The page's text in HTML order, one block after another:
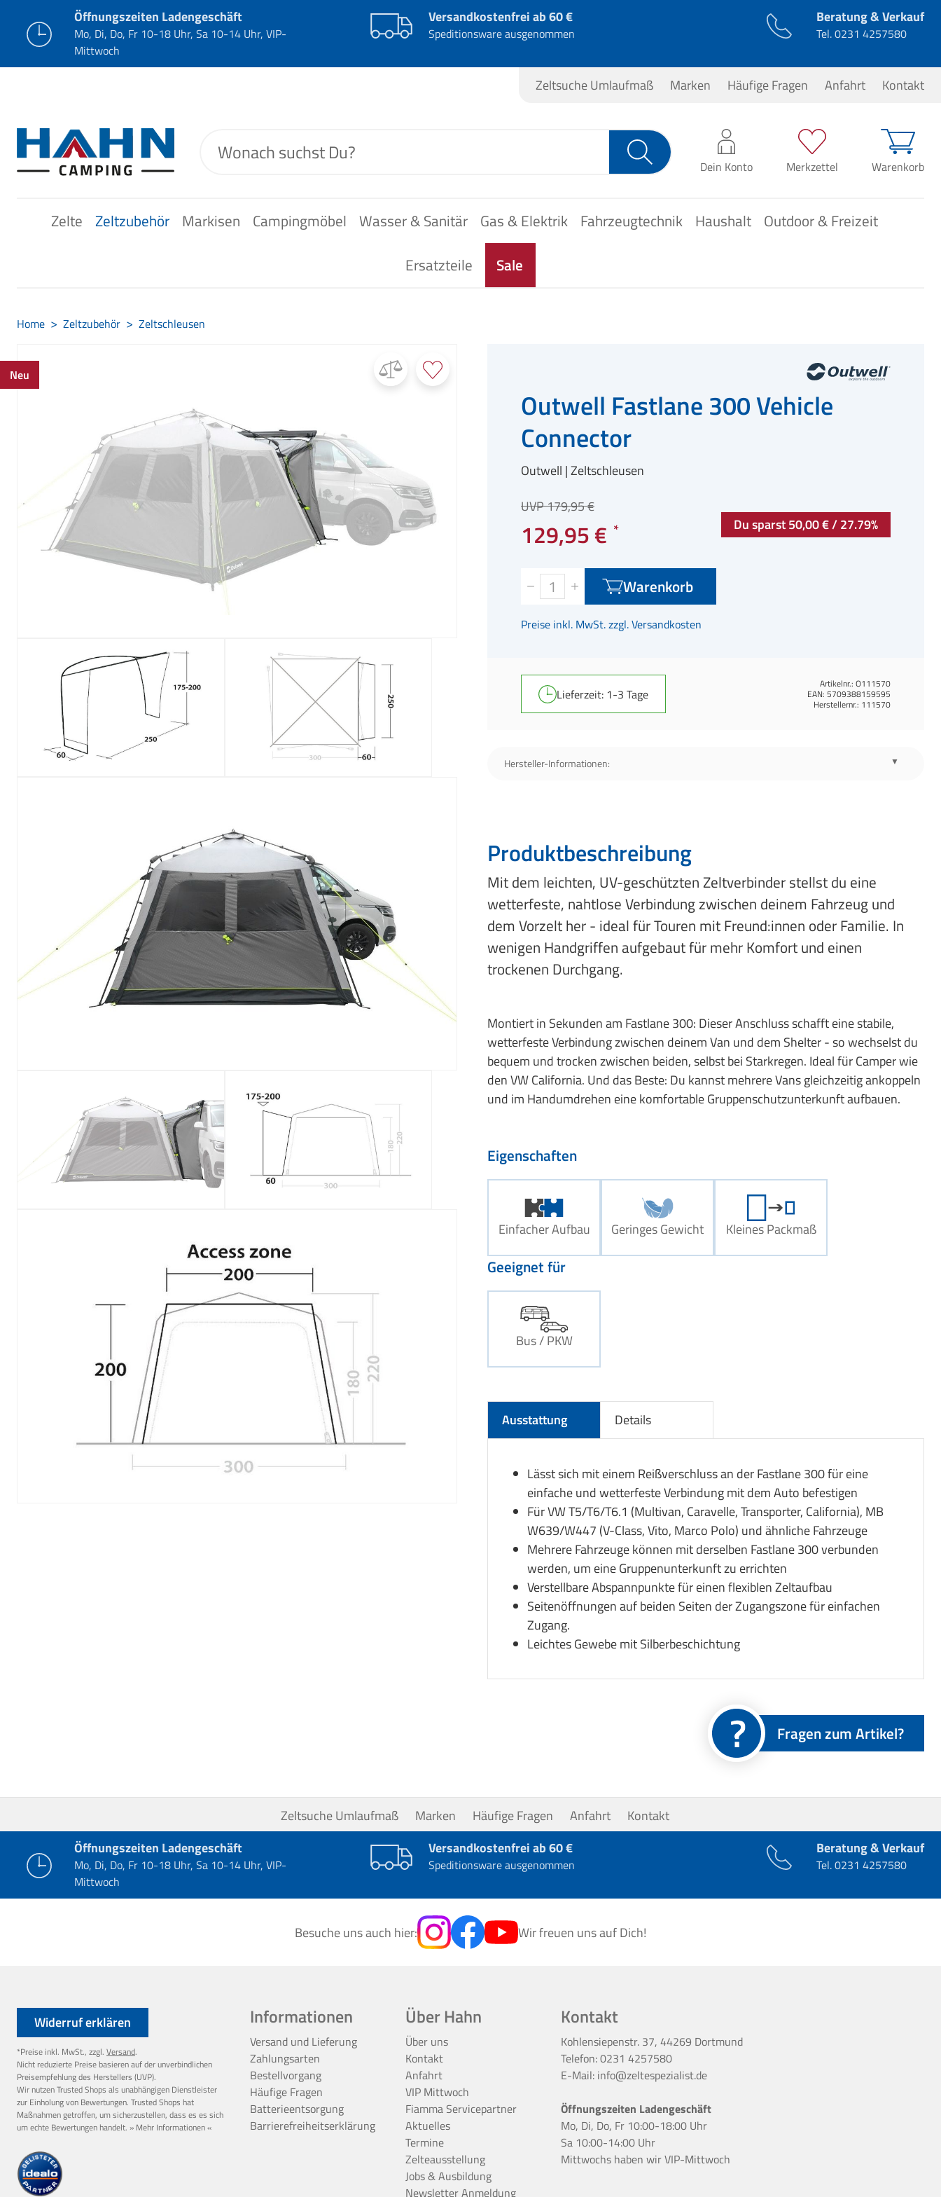
Öffnungszeiten Ladengeschäft
Mo, Di, Do, Fr 10-18 Uhr, Sa 10-14 Uhr, VIP-
Mittwoch
Versandkostenfrei ab 60 €
Speditionsware ausgenommen
Beratung & Verkauf
Tel.0231 4257580
Zeltsuche Umlaufmaß Marken Häufige Fragen Anfahrt Kontakt
Dein Konto Merkzettel Warenkorb
0,00 €*
Zelte Zeltzubehör Markisen Campingmöbel Wasser & Sanitär Gas & Elektrik Fahrzeugtechnik Haushalt
Outdoor & Freizeit
Ersatzteile
Sale
Home Zeltzubehör Zeltschleusen
Neu
Outwell Fastlane 300 Vehicle
Connector
Outwell Zeltschleusen
UVP 179,95 €
129,95 € Du sparst 50,00 € / 27.79%
Warenkorb
Preise inkl. MwSt. zzgl. Versandkosten
Lieferzeit: 1-3 Tage
Artikelnr.: O111570
EAN: 5709388159595
Herstellernr.: 111570
Hersteller-Informationen:
Produktbeschreibung
Mit dem leichten, UV-geschützten Zeltverbinder stellst du eine
wetterfeste, nahtlose Verbindung zwischen deinem Fahrzeug und
dem Vorzelt her - ideal für Touren mit Freund:innen oder Familie. In
wenigen Handgriffen aufgebaut für mehr Komfort und einen
trockenen Durchgang.
Montiert in Sekunden am Fastlane 300: Dieser Anschluss schafft eine stabile,
wetterfeste Verbindung zwischen deinem Van und dem Shelter - so wechselst du
bequem und trocken zwischen beiden, selbst bei Starkregen. Ideal für Camper wie
den VW California. Und das Beste: Du kannst mehrere Vans gleichzeitig ankoppeln
und im Handumdrehen eine komfortable Gruppenschutzunterkunft aufbauen.
Eigenschaften
Einfacher Aufbau Geringes Gewicht Kleines Packmaß
Geeignet für
Bus / PKW
Ausstattung Details
Lässt sich mit einem Reißverschluss an der Fastlane 300 für eine
einfache und wetterfeste Verbindung mit dem Auto befestigen
Für VW T5/T6/T6.1 (Multivan, Caravelle, Transporter, California), MB
W639/W447 (V-Class, Vito, Marco Polo) und ähnliche Fahrzeuge
Mehrere Fahrzeuge können mit derselben Fastlane 300 verbunden
werden, um eine Gruppenunterkunft zu errichten
Verstellbare Abspannpunkte für einen flexiblen Zeltaufbau
Seitenöffnungen auf beiden Seiten der Zugangszone für einfachen
Zugang.
Leichtes Gewebe mit Silberbeschichtung
Fragen zum Artikel?
Zeltsuche Umlaufmaß Marken Häufige Fragen Anfahrt
Kontakt
Öffnungszeiten Ladengeschäft
Mo, Di, Do, Fr 10-18 Uhr, Sa 10-14 Uhr, VIP-
Mittwoch
Versandkostenfrei ab 60 €
Speditionsware ausgenommen
Beratung & Verkauf
Tel.0231 4257580
Besuche uns auch hier: Wir freuen uns auf Dich!
Widerruf erklären
*Preise inkl. MwSt., zzgl. Versand.
Nicht reduzierte Preise basieren auf der unverbindlichen
Preisempfehlung des Herstellers (UVP).
Wir nutzen Trusted Shops als unabhängigen Dienstleister
zur Einholung von Bewertungen. Trusted Shops hat
Maßnahmen getroffen, um sicherzustellen, dass es es sich
um echte Bewertungen handelt. » Mehr Informationen «
Informationen
Versand und Lieferung
Zahlungsarten
Bestellvorgang
Häufige Fragen
Batterieentsorgung
Barrierefreiheitserklärung
Über Hahn
Über uns
Kontakt
Anfahrt
VIP Mittwoch
Fiamma Servicepartner
Aktuelles
Termine
Zelteausstellung
Jobs & Ausbildung
Newsletter Anmeldung
Kontakt
Kohlensiepenstr. 37, 44269 Dortmund
Telefon:0231 4257580
E-Mail: info@zeltespezialist.de
Öffnungszeiten Ladengeschäft
Mo, Di, Do, Fr 10:00-18:00 Uhr
Sa 10:00-14:00 Uhr
Mittwochs haben wirVIP-Mittwoch